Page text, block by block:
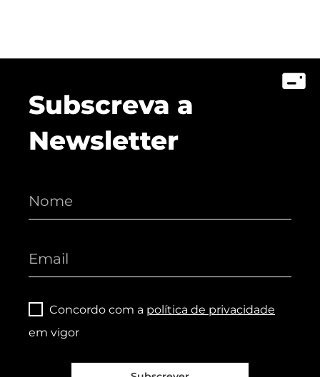
Subscreva a
Newsletter
Concordo com a política de privacidade
em vigor